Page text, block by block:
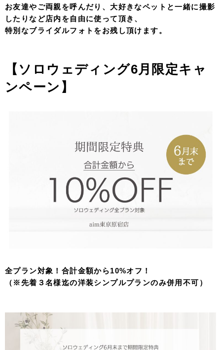
お友達やご両親を呼んだり、大好きなペットと一緒に撮影
したりなど店内を自由に使って頂き、
特別なブライダルフォトをお残し頂けます。
【ソロウェディング6月限定キャ
ンペーン】
全プラン対象！合計金額から10%オフ！
（※先着３名様迄の洋装シンプルプランのみ併用不可）